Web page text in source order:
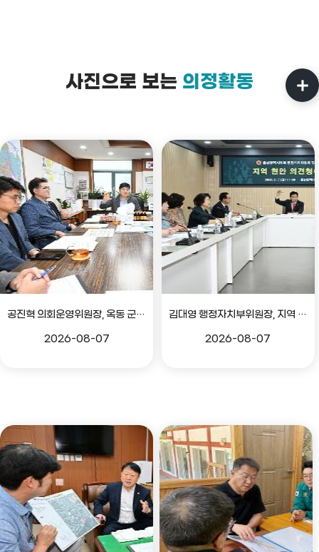
사진으로 보는 의정활동
공진혁 의회운영위원장, 옥동 군부대 이전지 양동마을 주민지원사업 점검
2026-08-07
김대영 행정자치부위원장, 지역 현안 의견 청취 간담회
2026-08-07